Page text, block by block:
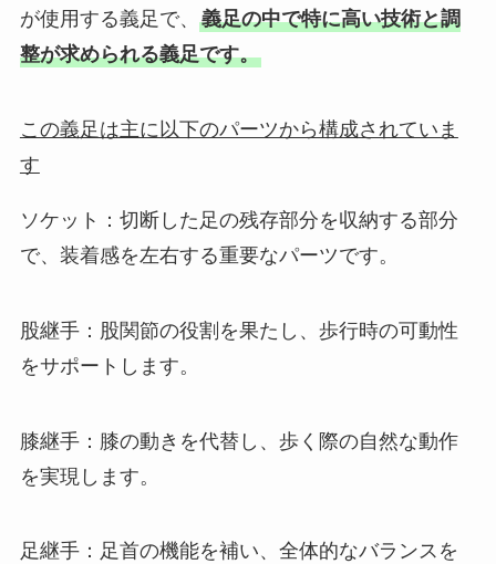
が使用する義足で、 義足の中で特に高い技術と調
整が求められる義足です。
この義足は主に以下のパーツから構成されていま
す
ソケット：切断した足の残存部分を収納する部分
で、装着感を左右する重要なパーツです。
股継手：股関節の役割を果たし、歩行時の可動性
をサポートします。
膝継手：膝の動きを代替し、歩く際の自然な動作
を実現します。
足継手：足首の機能を補い、全体的なバランスを